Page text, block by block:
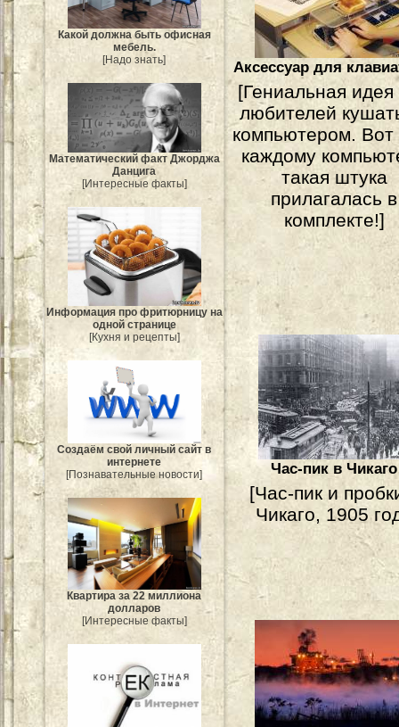
Какой должна быть офисная
мебель.
[Надо знать]
Mатематический факт Джорджа
Данцига
[Интересные факты]
Информация про фритюрницу на
одной странице
[Кухня и рецепты]
Создаём свой личный сайт в
интернете
[Познавательные новости]
Квартира за 22 миллиона
долларов
[Интересные факты]
Аксессуар для
[Гениальная идея
любителей
компьютером. Вот
каждому
такая штука
прилагалась в
комплекте!]
Час-пик в Чикаго
[Час-пик и
Чикаго, 1905